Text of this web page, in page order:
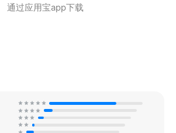
通过应用宝app下载